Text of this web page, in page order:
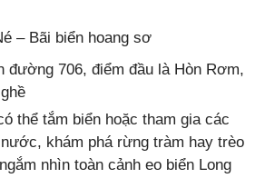
– Bãi biển hoang sơ
đường 706, điểm đầu là Hòn Rơm,
thể tắm biển hoặc tham gia các
khám phá rừng tràm hay trèo
nhìn toàn cảnh eo biển Long